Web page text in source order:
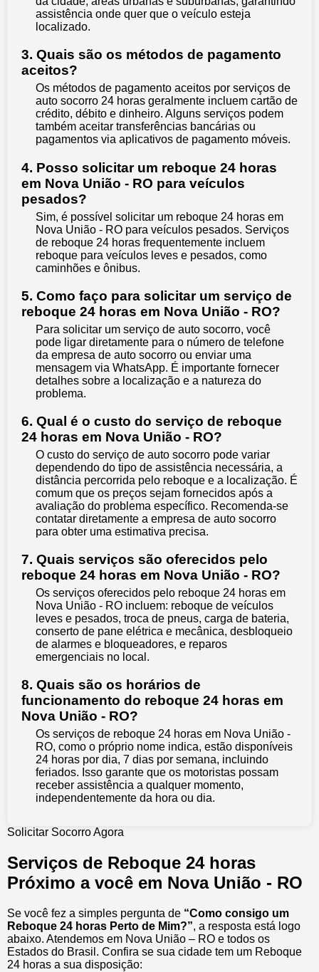
assistência onde quer que o veículo esteja
localizado.
3. Quais são os métodos de pagamento
aceitos?
Os métodos de pagamento aceitos por serviços de
auto socorro 24 horas geralmente incluem cartão de
crédito, débito e dinheiro. Alguns serviços podem
também aceitar transferências bancárias ou
pagamentos via aplicativos de pagamento móveis.
4. Posso solicitar um reboque 24 horas
em Nova União - RO para veículos
pesados?
Sim, é possível solicitar um reboque 24 horas em
Nova União - RO para veículos pesados. Serviços
de reboque 24 horas frequentemente incluem
reboque para veículos leves e pesados, como
caminhões e ônibus.
5. Como faço para solicitar um serviço de
reboque 24 horas em Nova União - RO?
Para solicitar um serviço de auto socorro, você
pode ligar diretamente para o número de telefone
da empresa de auto socorro ou enviar uma
mensagem via WhatsApp. É importante fornecer
detalhes sobre a localização e a natureza do
problema.
6. Qual é o custo do serviço de reboque
24 horas em Nova União - RO?
O custo do serviço de auto socorro pode variar
dependendo do tipo de assistência necessária, a
distância percorrida pelo reboque e a localização. É
comum que os preços sejam fornecidos após a
avaliação do problema específico. Recomenda-se
contatar diretamente a empresa de auto socorro
para obter uma estimativa precisa.
7. Quais serviços são oferecidos pelo
reboque 24 horas em Nova União - RO?
Os serviços oferecidos pelo reboque 24 horas em
Nova União - RO incluem: reboque de veículos
leves e pesados, troca de pneus, carga de bateria,
conserto de pane elétrica e mecânica, desbloqueio
de alarmes e bloqueadores, e reparos
emergenciais no local.
8. Quais são os horários de
funcionamento do reboque 24 horas em
Nova União - RO?
Os serviços de reboque 24 horas em Nova União -
RO, como o próprio nome indica, estão disponíveis
24 horas por dia, 7 dias por semana, incluindo
feriados. Isso garante que os motoristas possam
receber assistência a qualquer momento,
independentemente da hora ou dia.
Solicitar Socorro Agora
Serviços de Reboque 24 horas
Próximo a você em Nova União - RO
Se você fez a simples pergunta de “Como consigo um
Reboque 24 horas Perto de Mim?”, a resposta está logo
abaixo. Atendemos em Nova União – RO e todos os
Estados do Brasil. Confira se sua cidade tem um Reboque
24 horas a sua disposição: